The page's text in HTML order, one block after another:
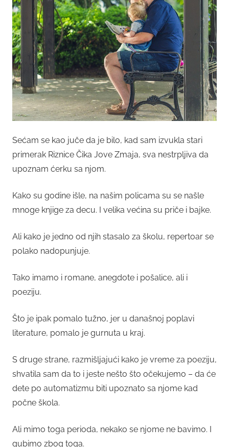
Sećam se kao juče da je bilo, kad sam izvukla stari
primerak Riznice Čika Jove Zmaja, sva nestrpljiva da
upoznam ćerku sa njom.
Kako su godine išle, na našim policama su se našle
mnoge knjige za decu. I velika većina su priče i bajke.
Ali kako je jedno od njih stasalo za školu, repertoar se
polako nadopunjuje.
Tako imamo i romane, anegdote i pošalice, ali i
poeziju.
Što je ipak pomalo tužno, jer u današnoj poplavi
literature, pomalo je gurnuta u kraj.
S druge strane, razmišljajući kako je vreme za poeziju,
shvatila sam da to i jeste nešto što očekujemo – da će
dete po automatizmu biti upoznato sa njome kad
počne škola.
Ali mimo toga perioda, nekako se njome ne bavimo. I
gubimo zbog toga.